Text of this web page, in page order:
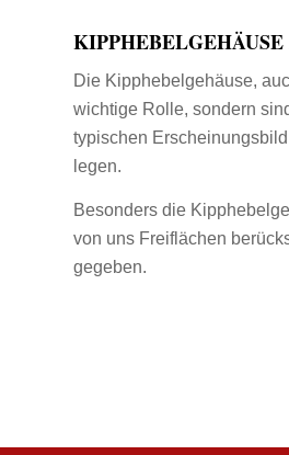
Die Kipphebelgehäuse,
wichtige Rolle, sondern
typischen
legen.
Besonders die
von uns Freiflächen
gegeben.